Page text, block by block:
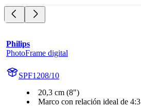
Philips
PhotoFrame digital
SPF1208/10
20,3 cm (8")
Marco con relación ideal de 4:3